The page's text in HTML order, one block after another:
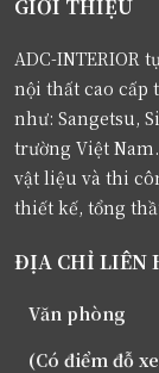
GIỚI THIỆU
ADC-INTERIOR
nội thất cao cấp
như: Sangetsu,
trường Việt
vật liệu và thi
thiết kế, tổng
ĐỊA CHỈ LIÊN
Văn phòng
(Có điểm đỗ